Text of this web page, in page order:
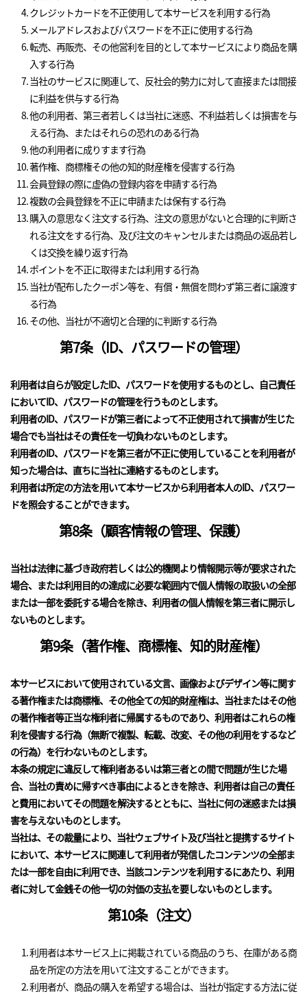
クレジットカードを不正使用して本サービスを利用する行為
メールアドレスおよびパスワードを不正に使用する行為
転売、再販売、その他営利を目的として本サービスにより商品を購
入する行為
当社のサービスに関連して、反社会的勢力に対して直接または間接
に利益を供与する行為
他の利用者、第三者若しくは当社に迷惑、不利益若しくは損害を与
える行為、またはそれらの恐れのある行為
他の利用者に成りすます行為
著作権、商標権その他の知的財産権を侵害する行為
会員登録の際に虚偽の登録内容を申請する行為
複数の会員登録を不正に申請または保有する行為
購入の意思なく注文する行為、注文の意思がないと合理的に判断さ
れる注文をする行為、及び注文のキャンセルまたは商品の返品若し
くは交換を繰り返す行為
ポイントを不正に取得または利用する行為
当社が配布したクーポン等を、有償・無償を問わず第三者に譲渡す
る行為
その他、当社が不適切と合理的に判断する行為
第7条（ID、パスワードの管理）
利用者は自らが設定したID、パスワードを使用するものとし、自己責任
においてID、パスワードの管理を行うものとします。
利用者のID、パスワードが第三者によって不正使用されて損害が生じた
場合でも当社はその責任を一切負わないものとします。
利用者のID、パスワードを第三者が不正に使用していることを利用者が
知った場合は、直ちに当社に連絡するものとします。
利用者は所定の方法を用いて本サービスから利用者本人のID、パスワー
ドを照会することができます。
第8条（顧客情報の管理、保護）
当社は法律に基づき政府若しくは公的機関より情報開示等が要求された
場合、または利用目的の達成に必要な範囲内で個人情報の取扱いの全部
または一部を委託する場合を除き、利用者の個人情報を第三者に開示し
ないものとします。
第9条（著作権、商標権、知的財産権）
本サービスにおいて使用されている文言、画像およびデザイン等に関す
る著作権または商標権、その他全ての知的財産権は、当社またはその他
の著作権者等正当な権利者に帰属するものであり、利用者はこれらの権
利を侵害する行為（無断で複製、転載、改変、その他の利用をするなど
の行為）を行わないものとします。
本条の規定に違反して権利者あるいは第三者との間で問題が生じた場
合、当社の責めに帰すべき事由によるときを除き、利用者は自己の責任
と費用においてその問題を解決するとともに、当社に何の迷惑または損
害を与えないものとします。
当社は、その裁量により、当社ウェブサイト及び当社と提携するサイト
において、本サービスに関連して利用者が発信したコンテンツの全部ま
たは一部を自由に利用でき、当該コンテンツを利用するにあたり、利用
者に対して金銭その他一切の対価の支払を要しないものとします。
第10条（注文）
利用者は本サービス上に掲載されている商品のうち、在庫がある商
品を所定の方法を用いて注文することができます。
利用者が、商品の購入を希望する場合は、当社が指定する方法に従